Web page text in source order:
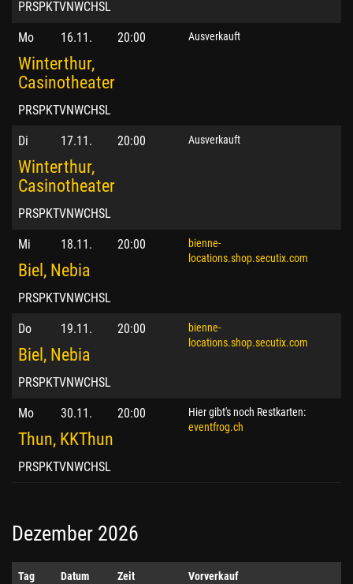
PRSPKTVNWCHSL
Mo 16.11. 20:00
Winterthur,
Casinotheater
PRSPKTVNWCHSL
Ausverkauft
Di 17.11. 20:00
Winterthur,
Casinotheater
PRSPKTVNWCHSL
Ausverkauft
Mi 18.11. 20:00
Biel, Nebia
PRSPKTVNWCHSL
bienne-
locations.shop.secutix.com
Do 19.11. 20:00
Biel, Nebia
PRSPKTVNWCHSL
bienne-
locations.shop.secutix.com
Mo 30.11. 20:00
Thun, KKThun
PRSPKTVNWCHSL
Hier gibt's noch Restkarten:
eventfrog.ch
Dezember 2026
Tag Datum
Zeit
Vorverkauf